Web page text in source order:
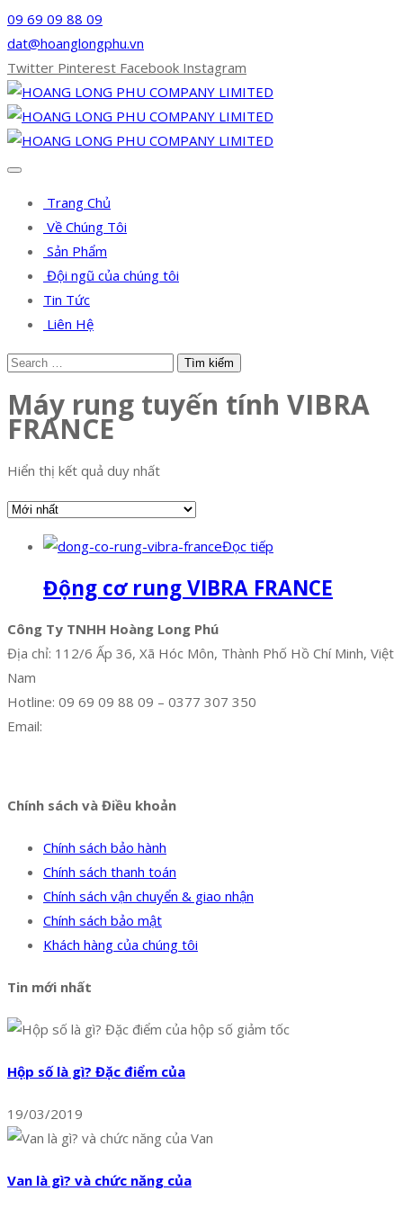
09 69 09 88 09
dat@hoanglongphu.vn
Twitter Pinterest Facebook Instagram
Trang Chủ
Về Chúng Tôi
Sản Phẩm
Đội ngũ của chúng tôi
Tin Tức
Liên Hệ
Máy rung tuyến tính VIBRA
FRANCE
Hiển thị kết quả duy nhất
Đọc tiếp
Động cơ rung VIBRA FRANCE
Công Ty TNHH Hoàng Long Phú
Địa chỉ: 112/6 Ấp 36, Xã Hóc Môn, Thành Phố Hồ Chí Minh, Việt
Nam
Hotline: 09 69 09 88 09 – 0377 307 350
Email:
Chính sách và Điều khoản
Chính sách bảo hành
Chính sách thanh toán
Chính sách vận chuyển & giao nhận
Chính sách bảo mật
Khách hàng của chúng tôi
Tin mới nhất
Hộp số là gì? Đặc điểm của
19/03/2019
Van là gì? và chức năng của